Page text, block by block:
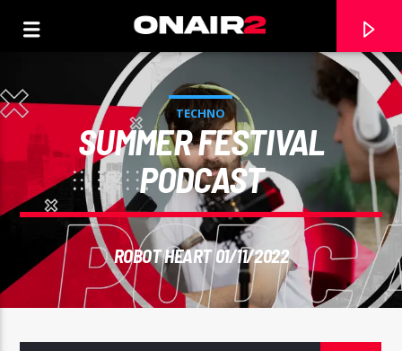
TECHNO
SUMMER FESTIVAL
PODCAST
ROBOT HEART 01/11/2022